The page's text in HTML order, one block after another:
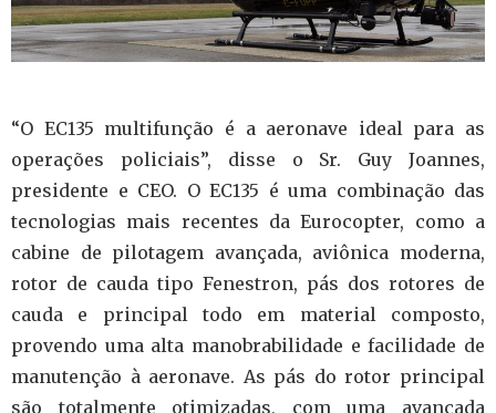
“O EC135 multifunção é a aeronave ideal para as
operações policiais”, disse o Sr. Guy Joannes,
presidente e CEO. O EC135 é uma combinação das
tecnologias mais recentes da Eurocopter, como a
cabine de pilotagem avançada, aviônica moderna,
rotor de cauda tipo Fenestron, pás dos rotores de
cauda e principal todo em material composto,
provendo uma alta manobrabilidade e facilidade de
manutenção à aeronave. As pás do rotor principal
são totalmente otimizadas, com uma avançada